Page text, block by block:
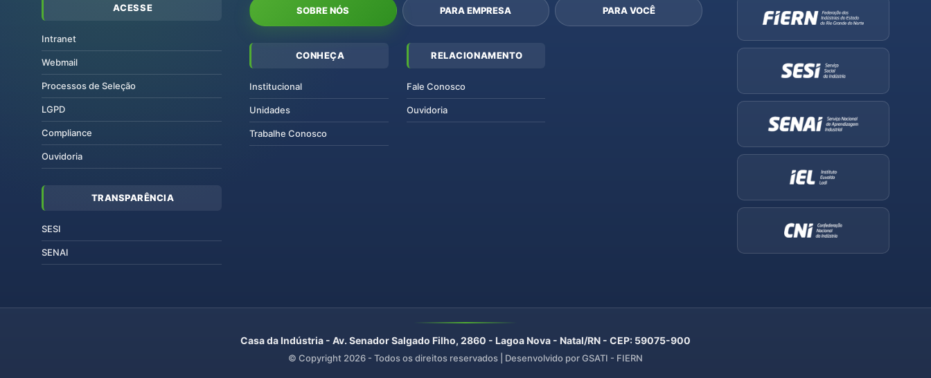
ACESSE
Intranet
Webmail
Processos de Seleção
LGPD
Compliance
Ouvidoria
TRANSPARÊNCIA
SESI
SENAI
SOBRE NÓS PARA EMPRESA PARA VOCÊ
CONHEÇA
Institucional
Unidades
Trabalhe Conosco
RELACIONAMENTO
Fale Conosco
Ouvidoria
Casa da Indústria - Av. Senador Salgado Filho, 2860 - Lagoa Nova - Natal/RN - CEP: 59075-900
© Copyright 2026 - Todos os direitos reservados | Desenvolvido por GSATI - FIERN